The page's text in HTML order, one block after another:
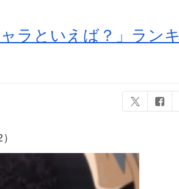
ラといえば？」ランキ